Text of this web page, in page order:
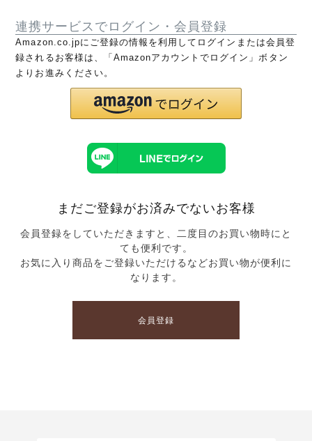
連携サービスでログイン・会員登録
Amazon.co.jpにご登録の情報を利用してログインまたは会員登
録されるお客様は、「Amazonアカウントでログイン」ボタン
よりお進みください。
まだご登録がお済みでないお客様
会員登録をしていただきますと、二度目のお買い物時にと
ても便利です。
お気に入り商品をご登録いただけるなどお買い物が便利に
なります。
会員登録